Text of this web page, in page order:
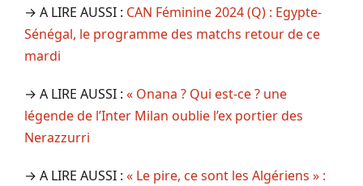
→ A LIRE AUSSI : CAN Féminine 2024 (Q) : Egypte-
Sénégal, le programme des matchs retour de ce
mardi
→ A LIRE AUSSI : « Onana ? Qui est-ce ? une
légende de l’Inter Milan oublie l’ex portier des
Nerazzurri
→ A LIRE AUSSI : « Le pire, ce sont les Algériens » :